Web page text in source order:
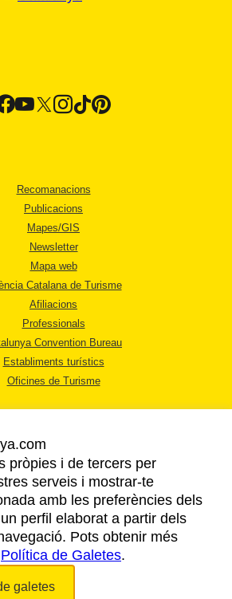
Recomanacions
Publicacions
Mapes/GIS
Newsletter
Mapa web
Catalana de Turisme
Afiliacions
Professionals
Convention Bureau
Establiments turístics
Oficines de Turisme
AVÍS LEGAL
POLÍTICA DE PRIVACITAT
COOKIES
ACCESSIBILITAT
pròpies i de tercers per
serveis i mostrar-te
amb les preferències dels
perfil elaborat a partir dels
Pots obtenir més
Política de Galetes.
galetes